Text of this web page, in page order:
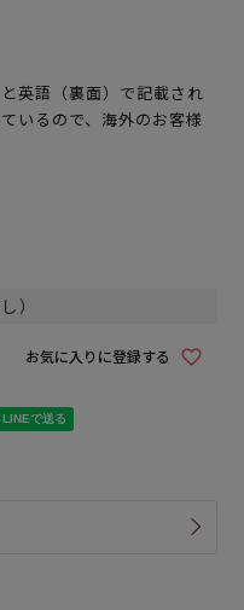
英語（裏面）で記載され
いるので、海外のお客様
）
お気に入りに登録する